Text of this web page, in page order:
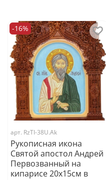
-16%
арт. RzTI-38U.Ak
Рукописная икона
Святой апостол Андрей
Первозванный на
кипарисе 20х15см в